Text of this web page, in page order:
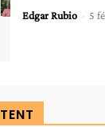
Edgar Rubio - 5